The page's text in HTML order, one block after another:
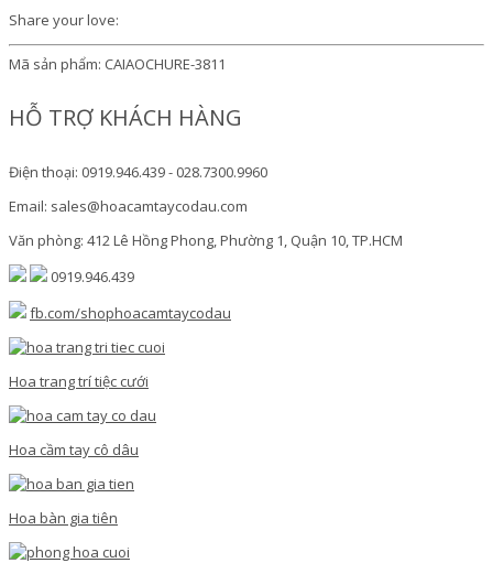
Share your love:
Mã sản phẩm: CAIAOCHURE-3811
HỖ TRỢ KHÁCH HÀNG
Điện thoại: 0919.946.439 - 028.7300.9960
Email: sales@hoacamtaycodau.com
Văn phòng: 412 Lê Hồng Phong, Phường 1, Quận 10, TP.HCM
0919.946.439
fb.com/shophoacamtaycodau
Hoa trang trí tiệc cưới
Hoa cầm tay cô dâu
Hoa bàn gia tiên